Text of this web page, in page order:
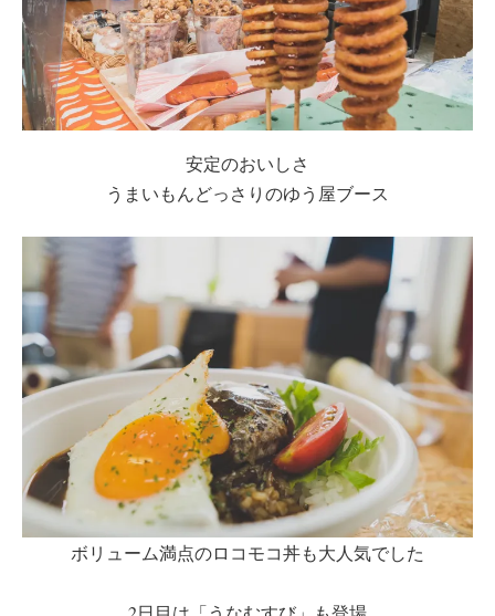
安定のおいしさ
うまいもんどっさりのゆう屋ブース
ボリューム満点のロコモコ丼も大人気でした